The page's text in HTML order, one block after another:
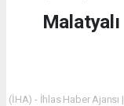
(İHA) - İhlas Haber Ajansı